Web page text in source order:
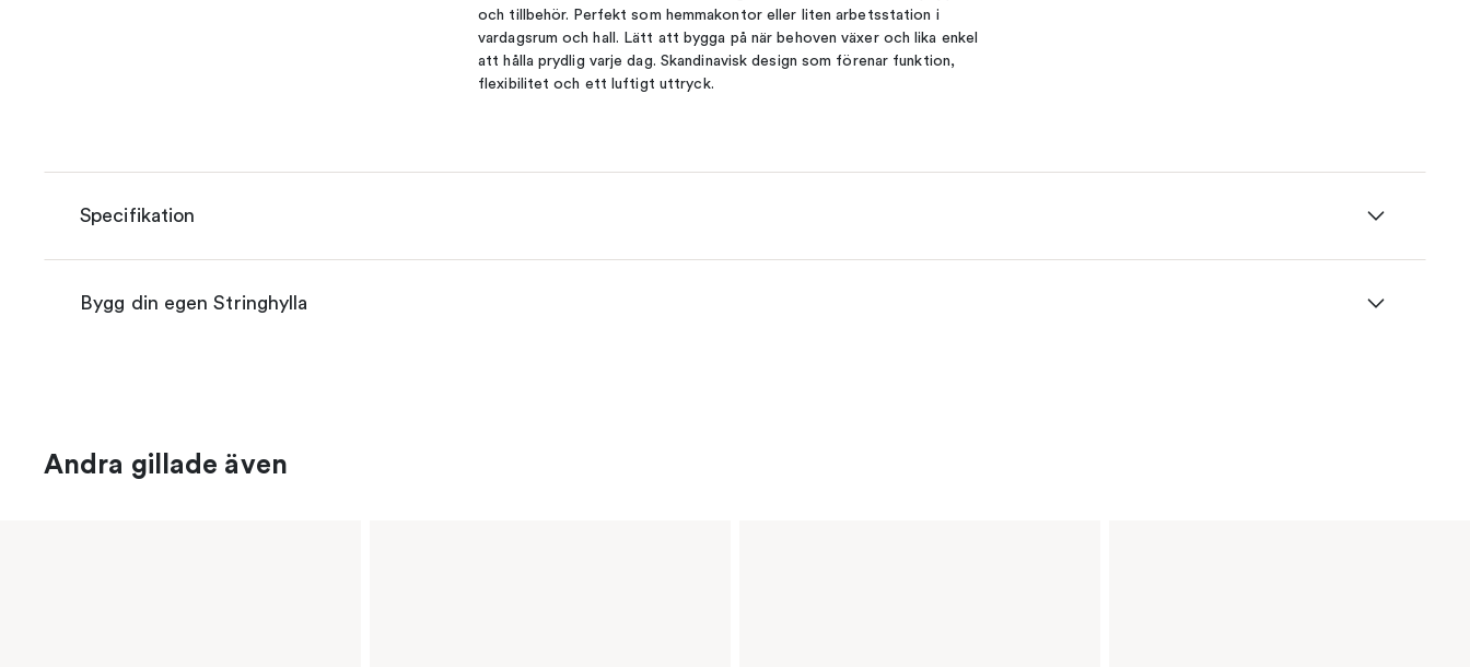
och tillbehör. Perfekt som hemmakontor eller liten arbetsstation i
vardagsrum och hall. Lätt att bygga på när behoven växer och lika enkel
att hålla prydlig varje dag. Skandinavisk design som förenar funktion,
flexibilitet och ett luftigt uttryck.
Specifikation
Bygg din egen Stringhylla
Andra gillade även